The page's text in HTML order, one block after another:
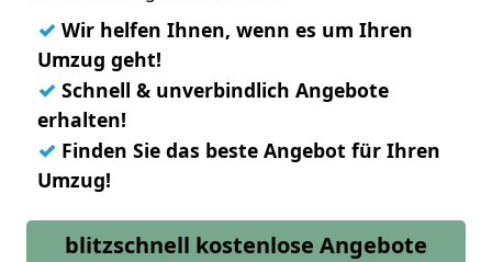
✓ Wir helfen Ihnen, wenn es um Ihren
Umzug geht!
✓ Schnell & unverbindlich Angebote
erhalten!
✓ Finden Sie das beste Angebot für Ihren
Umzug!
blitzschnell kostenlose Angebote